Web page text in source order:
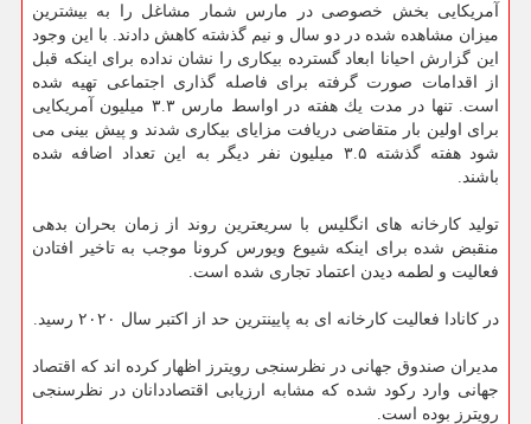
آمریكایی بخش خصوصی در مارس شمار مشاغل را به بیشترین
میزان مشاهده شده در دو سال و نیم گذشته كاهش دادند. با این وجود
این گزارش احیانا ابعاد گسترده بیكاری را نشان نداده برای اینكه قبل
از اقدامات صورت گرفته برای فاصله گذاری اجتماعی تهیه شده
است. تنها در مدت یك هفته در اواسط مارس ۳.۳ میلیون آمریكایی
برای اولین بار متقاضی دریافت مزایای بیكاری شدند و پیش بینی می
شود هفته گذشته ۳.۵ میلیون نفر دیگر به این تعداد اضافه شده
باشند.
تولید كارخانه های انگلیس با سریعترین روند از زمان بحران بدهی
منقبض شده برای اینكه شیوع ویورس كرونا موجب به تاخیر افتادن
فعالیت و لطمه دیدن اعتماد تجاری شده است.
در كانادا فعالیت كارخانه ای به پایینترین حد از اكتبر سال ۲۰۲۰ رسید.
مدیران صندوق جهانی در نظرسنجی رویترز اظهار كرده اند كه اقتصاد
جهانی وارد ركود شده كه مشابه ارزیابی اقتصاددانان در نظرسنجی
رویترز بوده است.